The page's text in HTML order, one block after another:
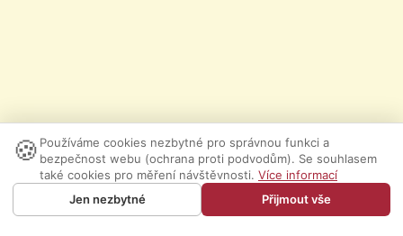
🍪 Používáme cookies nezbytné pro správnou funkci a
bezpečnost webu (ochrana proti podvodům). Se souhlasem
také cookies pro měření návštěvnosti. Více informací
Jen nezbytné
Přijmout vše